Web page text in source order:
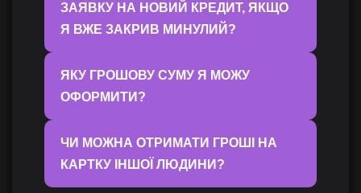
ЗАЯВКУ НА НОВИЙ КРЕДИТ, ЯКЩО
Я ВЖЕ ЗАКРИВ МИНУЛИЙ?
ЯКУ ГРОШОВУ СУМУ Я МОЖУ
ОФОРМИТИ?
ЧИ МОЖНА ОТРИМАТИ ГРОШІ НА
КАРТКУ ІНШОЇ ЛЮДИНИ?